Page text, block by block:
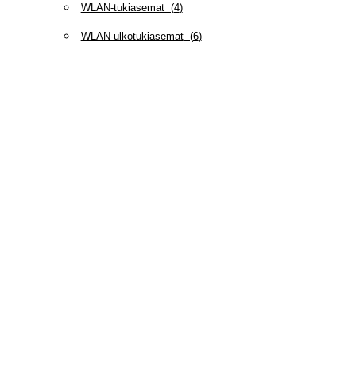
WLAN-tukiasemat(4)
WLAN-ulkotukiasemat(6)